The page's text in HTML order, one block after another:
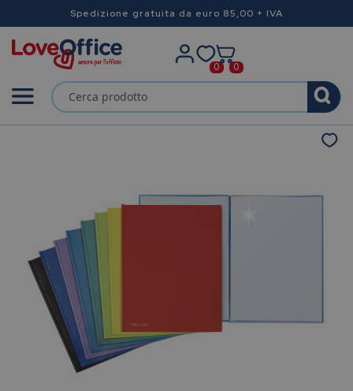
Spedizione gratuita da euro 85,00 + IVA
0 0